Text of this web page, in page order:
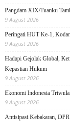
Pangdam XIX/Tuanku
9 August 2026
Peringati HUT Ke-1,
9 August 2026
Hadapi Gejolak Global,
Kepastian Hukum
9 August 2026
Ekonomi Indonesia
9 August 2026
Antisipasi Kebakaran,